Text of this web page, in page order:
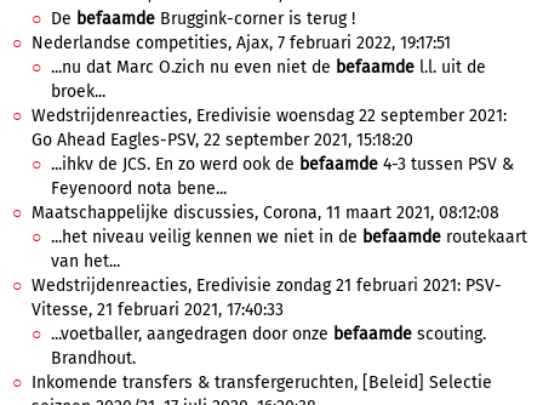
De befaamde Bruggink-corner is terug !
Nederlandse competities, Ajax, 7 februari 2022, 19:17:51
...nu dat Marc O.zich nu even niet de befaamde l.l. uit de
broek...
Wedstrijdenreacties, Eredivisie woensdag 22 september 2021:
Go Ahead Eagles-PSV, 22 september 2021, 15:18:20
...ihkv de JCS. En zo werd ook de befaamde 4-3 tussen PSV &
Feyenoord nota bene...
Maatschappelijke discussies, Corona, 11 maart 2021, 08:12:08
...het niveau veilig kennen we niet in de befaamde routekaart
van het...
Wedstrijdenreacties, Eredivisie zondag 21 februari 2021: PSV-
Vitesse, 21 februari 2021, 17:40:33
...voetballer, aangedragen door onze befaamde scouting.
Brandhout.
Inkomende transfers & transfergeruchten, [Beleid] Selectie